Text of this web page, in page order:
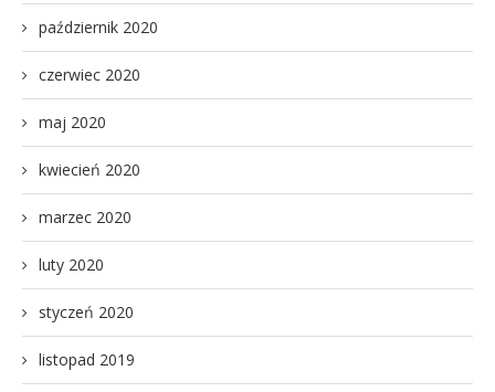
październik 2020
czerwiec 2020
maj 2020
kwiecień 2020
marzec 2020
luty 2020
styczeń 2020
listopad 2019